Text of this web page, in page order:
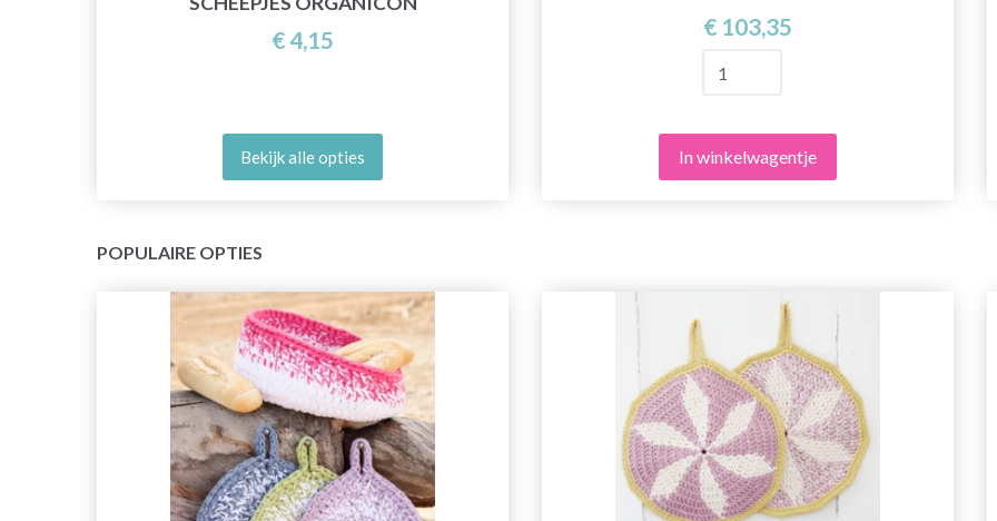
€ 4,15
Bekijk alle opties
€ 103,35
In winkelwagentje
POPULAIRE OPTIES